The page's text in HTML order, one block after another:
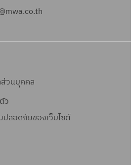
วนบุคคล
ว
ลอดภัยของเว็บไซต์